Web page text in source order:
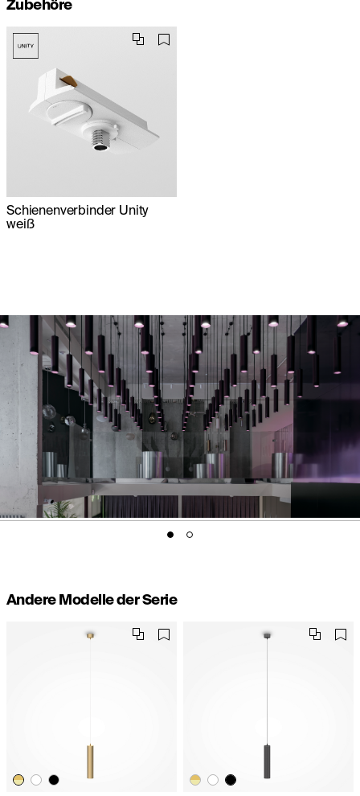
Zubehöre
Schienenverbinder Unity
weiß
Andere Modelle der Serie